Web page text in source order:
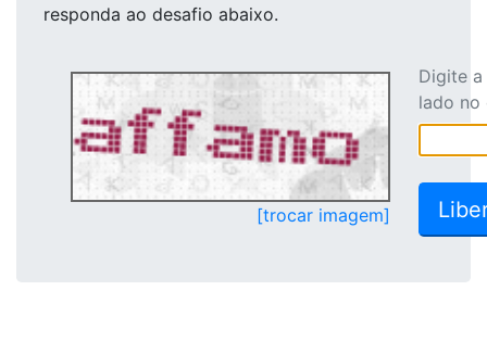
responda ao desafio abaixo.
[trocar imagem]
Digite
lado no